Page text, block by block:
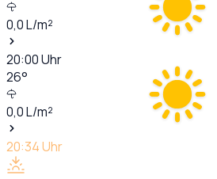
0,0L/m²
20:00Uhr
26°
0,0L/m²
20:34Uhr